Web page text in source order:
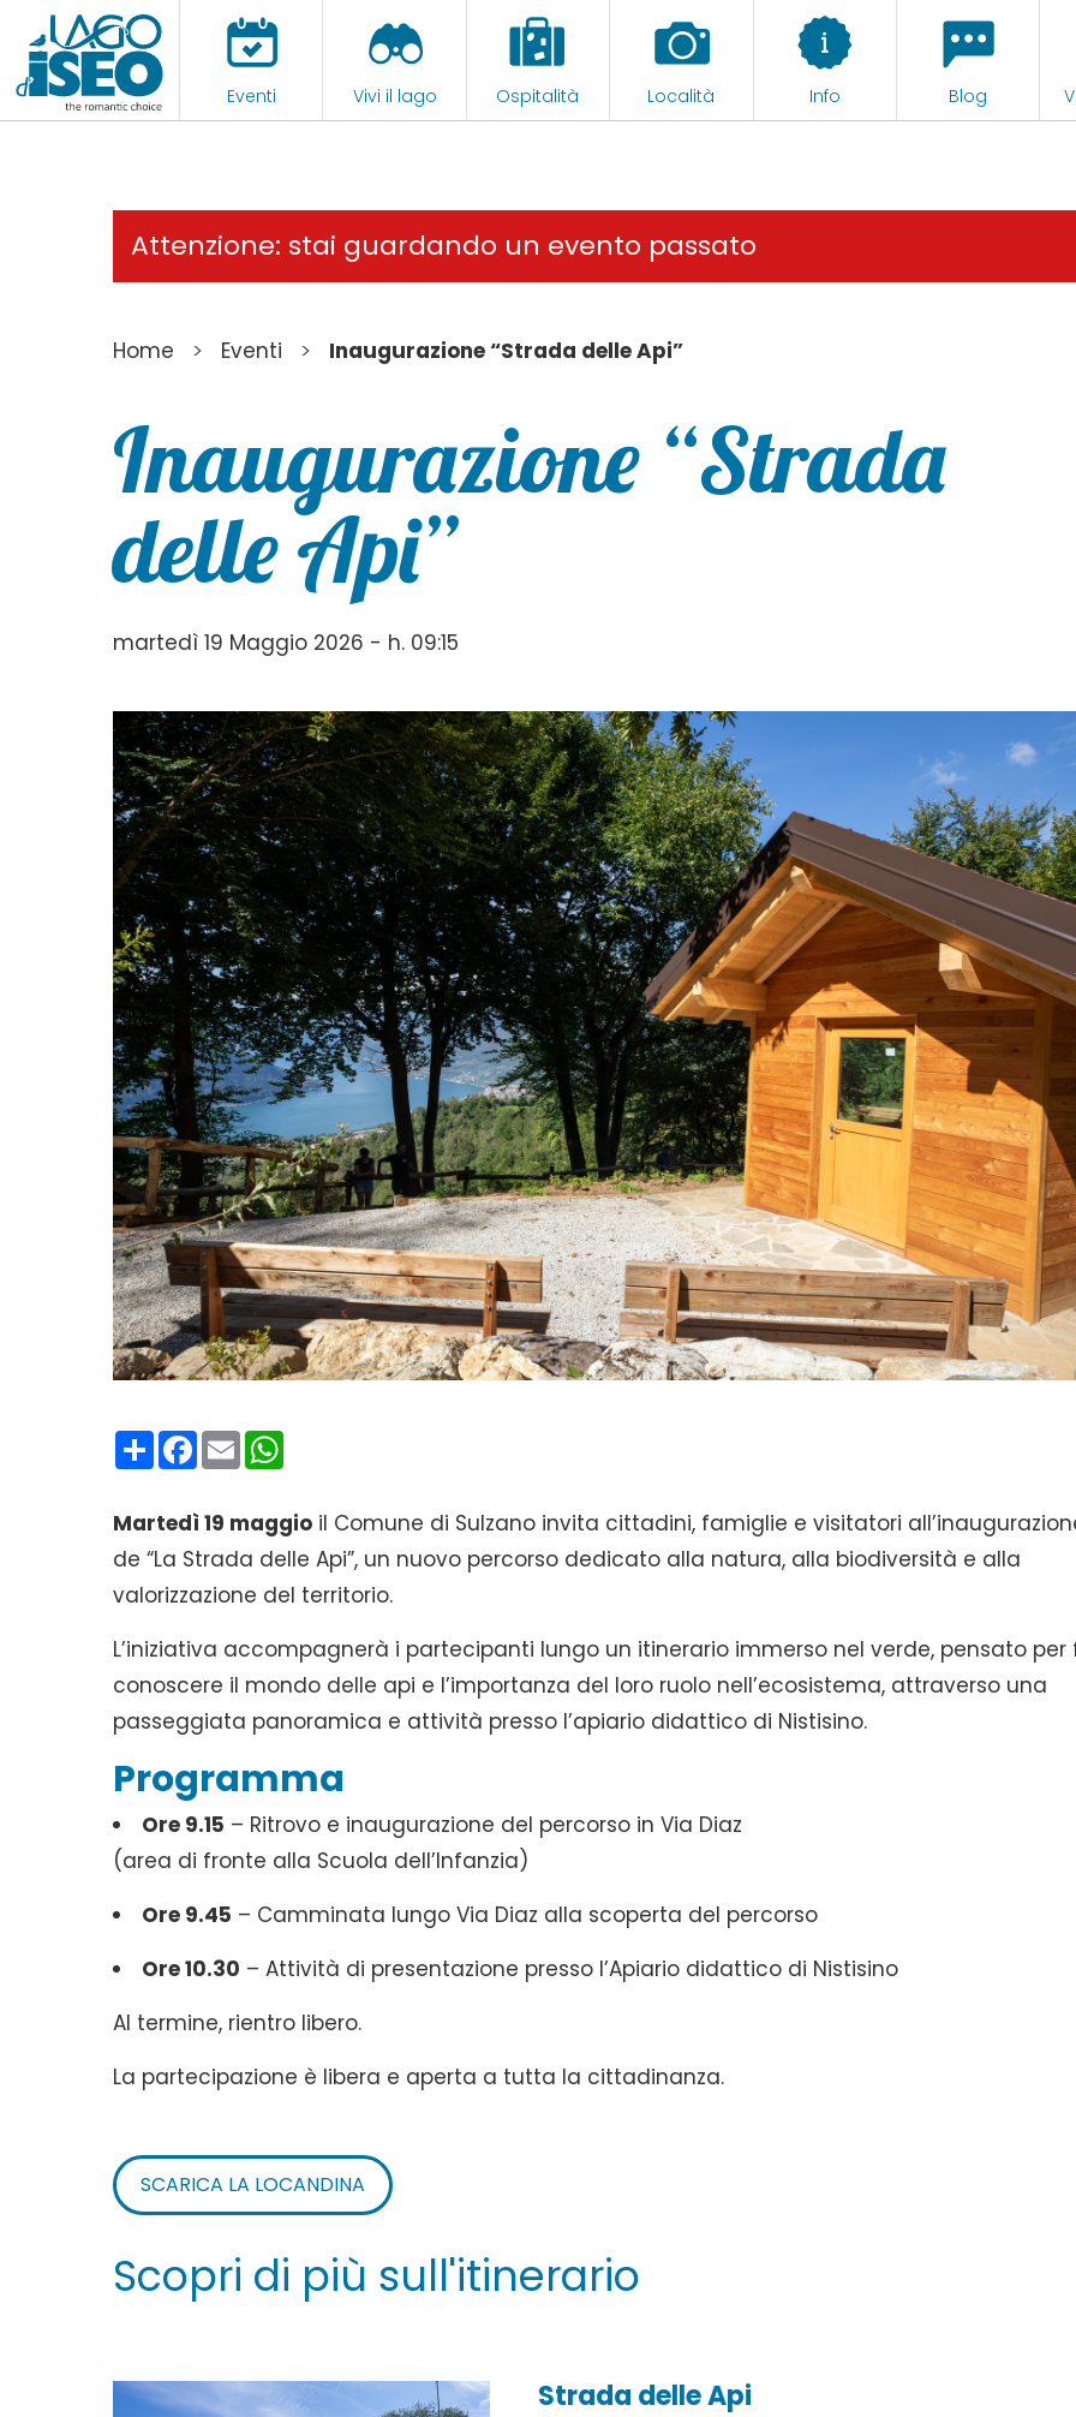
Eventi Vivi il lago Ospitalità Località Info Blog
Attenzione: stai guardando un evento passato
Home > Eventi > Inaugurazione “Strada delle Api”
Inaugurazione “Strada
delle Api”
martedì 19 Maggio 2026 - h. 09:15
CondividiFacebook
Email
Martedì 19 maggio il Comune di Sulzano invita cittadini, famiglie e visitatori
de “La Strada delle Api”, un nuovo percorso dedicato alla natura, alla biodiversità e alla
valorizzazione del territorio.
L’iniziativa accompagnerà i partecipanti lungo un itinerario immerso nel verde, pensato per
conoscere il mondo delle api e l’importanza del loro ruolo nell’ecosistema, attraverso una
passeggiata panoramica e attività presso l’apiario didattico di Nistisino.
Programma
Ore 9.15 – Ritrovo e inaugurazione del percorso in Via Diaz
(area di fronte alla Scuola dell’Infanzia)
Ore 9.45 – Camminata lungo Via Diaz alla scoperta del percorso
Ore 10.30 – Attività di presentazione presso l’Apiario didattico di Nistisino
Al termine, rientro libero.
La partecipazione è libera e aperta a tutta la cittadinanza.
SCARICA LA LOCANDINA
Scopri di più sull'itinerario
Strada delle Api